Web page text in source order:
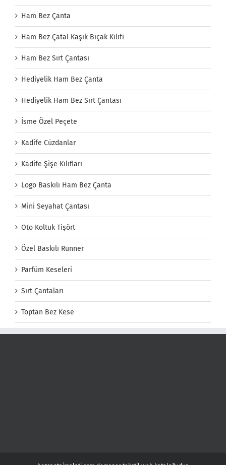
Ham Bez Çanta
Ham Bez Çatal Kaşık Bıçak Kılıfı
Ham Bez Sırt Çantası
Hediyelik Ham Bez Çanta
Hediyelik Ham Bez Sırt Çantası
İsme Özel Peçete
Kadife Cüzdanlar
Kadife Şişe Kılıfları
Logo Baskılı Ham Bez Çanta
Mini Seyahat Çantası
Oto Koltuk Tişört
Özel Baskılı Runner
Parfüm Keseleri
Sırt Çantaları
Toptan Bez Kese